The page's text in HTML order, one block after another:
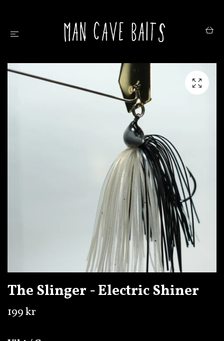
The Slinger - Electric Shiner
199 kr